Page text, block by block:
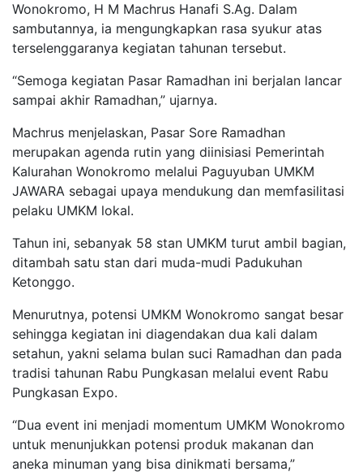
Wonokromo, H M Machrus Hanafi S.Ag. Dalam
sambutannya, ia mengungkapkan rasa syukur atas
terselenggaranya kegiatan tahunan tersebut.
“Semoga kegiatan Pasar Ramadhan ini berjalan lancar
sampai akhir Ramadhan,” ujarnya.
Machrus menjelaskan, Pasar Sore Ramadhan
merupakan agenda rutin yang diinisiasi Pemerintah
Kalurahan Wonokromo melalui Paguyuban UMKM
JAWARA sebagai upaya mendukung dan memfasilitasi
pelaku UMKM lokal.
Tahun ini, sebanyak 58 stan UMKM turut ambil bagian,
ditambah satu stan dari muda-mudi Padukuhan
Ketonggo.
Menurutnya, potensi UMKM Wonokromo sangat besar
sehingga kegiatan ini diagendakan dua kali dalam
setahun, yakni selama bulan suci Ramadhan dan pada
tradisi tahunan Rabu Pungkasan melalui event Rabu
Pungkasan Expo.
“Dua event ini menjadi momentum UMKM Wonokromo
untuk menunjukkan potensi produk makanan dan
aneka minuman yang bisa dinikmati bersama,”